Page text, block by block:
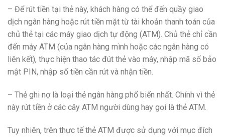
– Để rút tiền tại thẻ này, khách hàng có thể đến quầy giao
dịch ngân hàng hoặc rút tiền mặt từ tài khoản thanh toán của
chủ thẻ tại các máy giao dịch tự động (ATM). Chủ thẻ chỉ cần
đến máy ATM (của ngân hàng mình hoặc các ngân hàng có
liên kết), thực hiện thao tác đút thẻ vào máy, nhập mã số bảo
mật PIN, nhập số tiền cần rút và nhận tiền.
– Thẻ ghi nợ là loại thẻ ngân hàng phổ biến nhất. Chính vì thẻ
này rút tiền ở các cây ATM người dùng hay gọi là thẻ ATM.
Tuy nhiên, trên thực tế thẻ ATM được sử dụng với mục đích